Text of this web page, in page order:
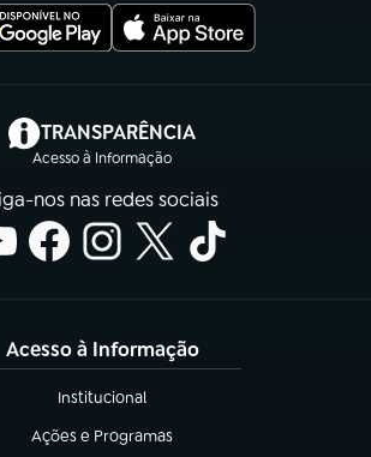
TRANSPARÊNCIA
Acesso à Informação
(abre em nova aba)
nos nas redes sociais
Acesso à Informação
Institucional
(abre em nova aba)
Ações e Programas
(abre em nova aba)